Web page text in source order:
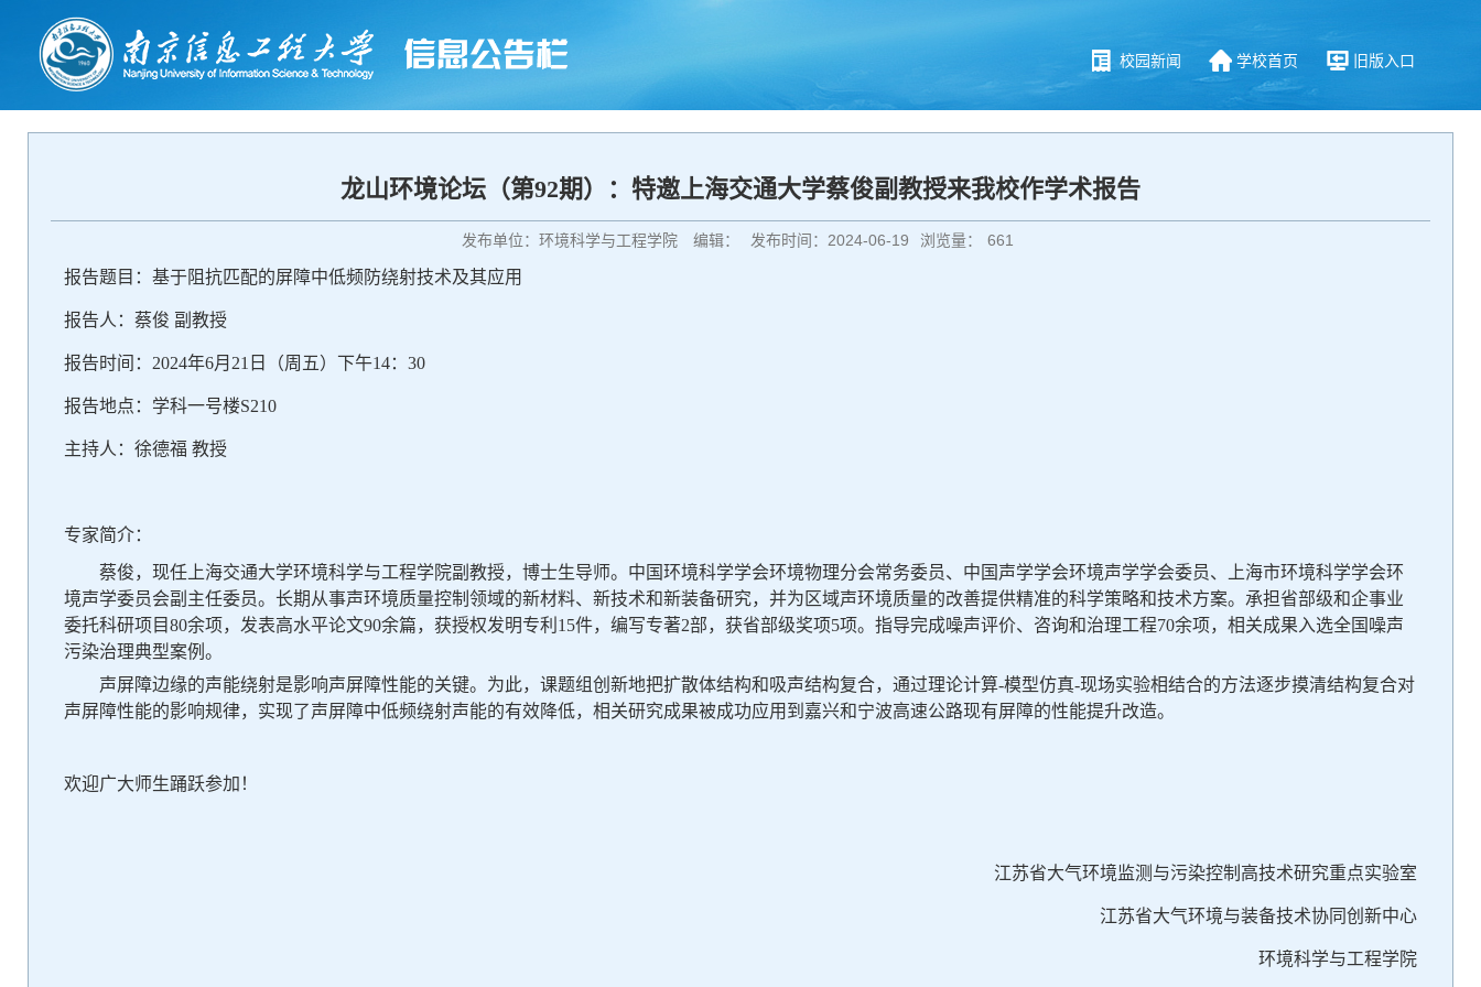
校园新闻 学校首页 旧版入口
龙山环境论坛（第92期）：特邀上海交通大学蔡俊副教授来我校作学术报告
发布单位：环境科学与工程学院 编辑： 发布时间：2024-06-19 浏览量： 661
报告题目：基于阻抗匹配的屏障中低频防绕射技术及其应用
报告人：蔡俊 副教授
报告时间： 2024年6月 21 日 （周 五）下午14：30
报告地点：学科一号楼S210
主持人：徐德福 教授
专家简介：
蔡俊，现任上海交通大学环境科学与工程学院副教授，博士生导师。中国环境科学学会环境物理分会常务委员、中国声学学会环境声学学会委员、上海市环境科学学会环
境声学委员会副主任委员。长期从事声环境质量控制领域的新材料、新技术和新装备研究，并为区域声环境质量的改善提供精准的科学策略和技术方案。承担省部级和企事业
委托科研项目80余项，发表高水平论文90余篇，获授权发明专利1 5件，编写专著2部，获省部级奖项5项。指导完成噪声评价、咨询和治理工程70余项，相关成果入选全国噪声
污染治理典型案例。
声屏障边缘的声能绕射是影响声屏障性能的关键。为此，课题组创新地把扩散体结构和吸声结构复合，通过理论计算-模型仿真-现场实验相结合的方法逐步摸清结构复合对
声屏障性能的影响规律，实现了声屏障中低频绕射声能的有效降低，相关研究成果被成功应用到嘉兴和宁波高速公路现有屏障的性能提升改造。
欢迎广大师生踊跃参加！
江苏省大气环境监测与污染控制高技术研究重点实验室
江苏省大气环境与装备技术协同创新中心
环境科学与工程学院